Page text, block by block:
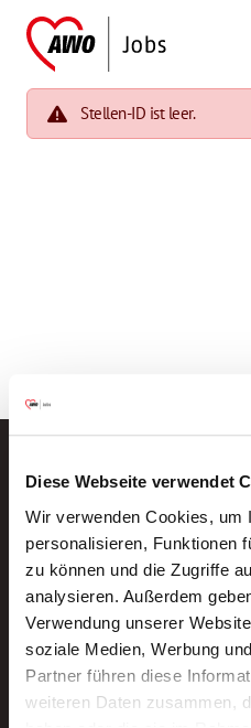
Diese Webseite verwendet
Wir verwenden Cookies, um
personalisieren, Funktionen
zu können und die Zugriffe
analysieren. Außerdem
Verwendung unserer
soziale Medien, Werbung
Partner führen diese
weiteren Daten zusammen,
Stellen-ID ist leer.
Neue
Ein kostenloser
E-Mail-